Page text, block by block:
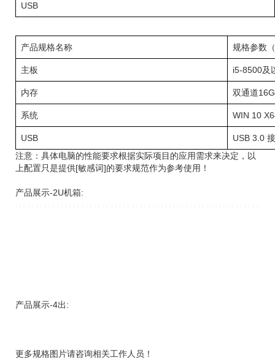
USB
产品规格名称 规格参数
主板 i5-8500及
内存 双通道
系统 WIN 10
USB
USB 3.0
注意：具体电脑的性能要求根据实际项目的应用需求来决定，以
上配置只是提供[敏感词]的要求规范作为参考使用！
产品展示-2U机箱:
产品展示-4出:
更多规格图片请咨询相关工作人员！